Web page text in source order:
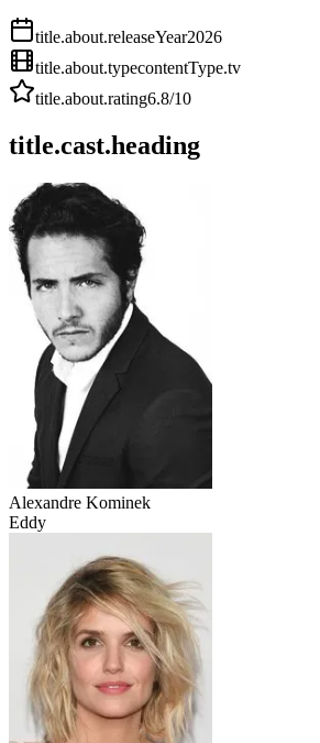
title.about.releaseYear2026
title.about.typecontentType.tv
title.about.rating6.8/10
title.cast.heading
Alexandre Kominek
Eddy